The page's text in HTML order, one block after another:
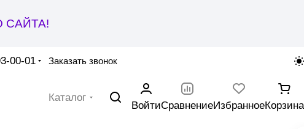
САЙТА!
00-01 Заказать звонок
Каталог
ВойтиСравнениеИзбранноеКорзина